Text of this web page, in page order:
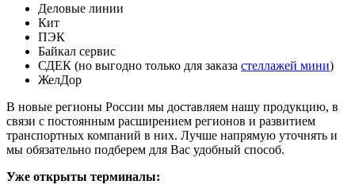
Деловые линии
Кит
ПЭК
Байкал сервис
СДЕК (но выгодно только для заказа стеллажей мини)
ЖелДор
В новые регионы России мы доставляем нашу продукцию, в
связи с постоянным расширением регионов и развитием
транспортных компаний в них. Лучше напрямую уточнять и
мы обязательно подберем для Вас удобный способ.
Уже открыты терминалы: